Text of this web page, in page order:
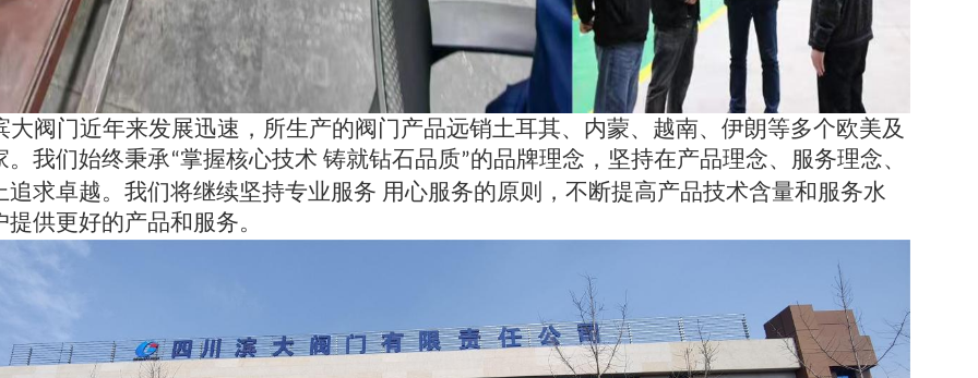
大阀门近年来发展迅速，所生产的阀门产品远销土耳其、内蒙、越南、伊朗等多个欧美及
。我们始终秉承“掌握核心技术 铸就钻石品质”的品牌理念，坚持在产品理念、服务理念、
追求卓越。我们将继续坚持专业服务 用心服务的原则，不断提高产品技术含量和服务水
供更好的产品和服务。